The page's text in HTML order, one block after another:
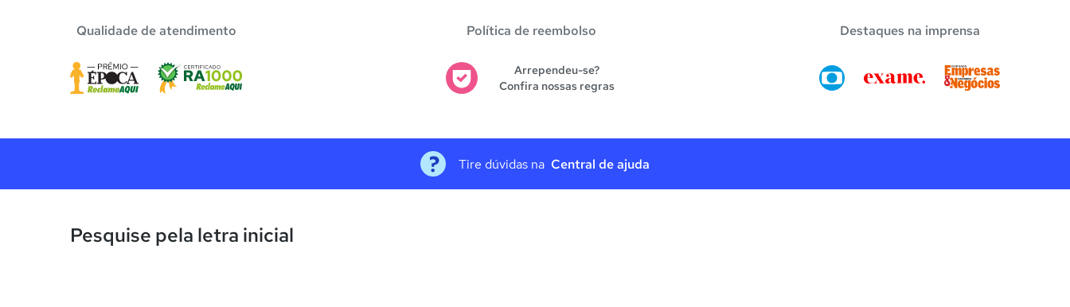
Qualidade de atendimento Política de reembolso
Arrependeu-se?
Confira nossas regras
Destaques na imprensa
Tire dúvidas na Central de ajuda
Pesquise pela letra inicial